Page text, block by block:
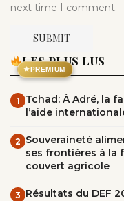
next time I comment.
★PREMIUM
LES PLUS LUS
1
Tchad: À Adré, la
l’aide
2 Souveraineté
ses frontières à la
couvert agricole
3 Résultats du DEF